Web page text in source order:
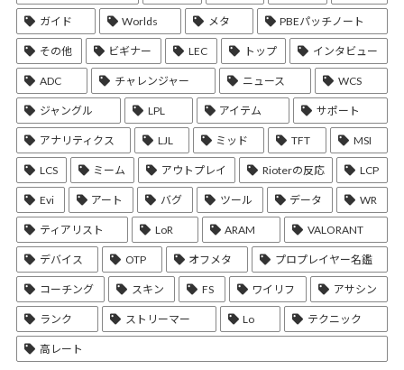
ガイド Worlds メタ PBEパッチノート
その他 ビギナー LEC トップ インタビュー
ADC チャレンジャー ニュース WCS
ジャングル LPL アイテム サポート
アナリティクス LJL ミッド TFT MSI
LCS ミーム アウトプレイ Rioterの反応 LCP
Evi アート バグ ツール データ WR
ティアリスト LoR ARAM VALORANT
デバイス OTP オフメタ プロプレイヤー名鑑
コーチング スキン FS ワイリフ アサシン
ランク ストリーマー Lo テクニック
高レート